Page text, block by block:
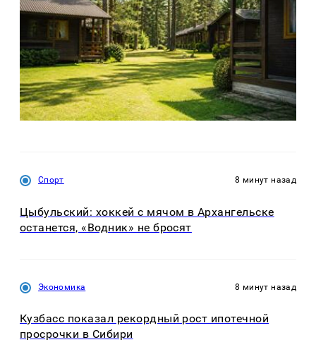
Спорт 8 минут назад
Цыбульский: хоккей с мячом в Архангельске
останется, «Водник» не бросят
Экономика 8 минут назад
Кузбасс показал рекордный рост ипотечной
просрочки в Сибири